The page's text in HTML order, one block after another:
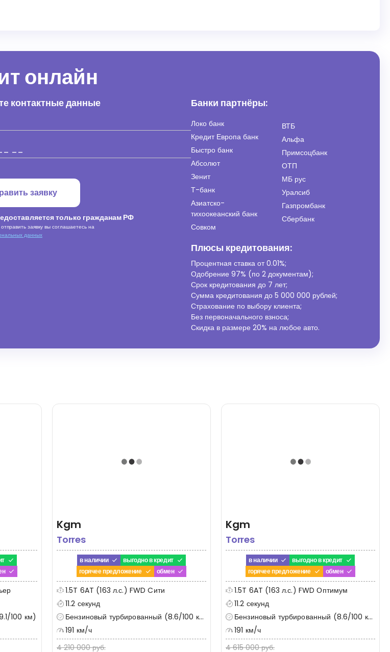
онлайн
контактные данные
заявку
только гражданам РФ
заявку вы соглашаетесь на
данных
Банки партнёры:
Локо банк
Кредит Европа банк
Быстро банк
Абсолют
Зенит
Т-банк
Азиатско-
тихоокеанский банк
Совком
ВТБ
Альфа
Примсоцбанк
ОТП
МБ рус
Уралсиб
Газпромбанк
Сбербанк
Плюсы кредитования:
Процентная ставка от0.01%;
Одобрение 97% (по 2 документам);
Срок кредитования до 7 лет;
Сумма кредитования до 5 000 000 рублей;
Страхование по выбору клиента;
Без первоначального взноса;
Скидка в размере 20% на любое авто.
100 км)
Kgm
Torres
в наличии
выгодно в кредит
горячее предложение
обмен
1.5T 6AT (163 л.с.) FWD Cити
11.2 секунд
Бензиновый турбированный (8.6/100 км)
191 км/ч
4 210 000 руб.
Kgm
Torres
в наличии
выгодно в кредит
горячее предложение
обмен
1.5T 6AT (163 л.с.) FWD Оптимум
11.2 секунд
Бензиновый турбированный (8.6/100 км)
191 км/ч
4 615 000 руб.